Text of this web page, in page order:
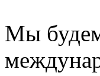
Мы будем